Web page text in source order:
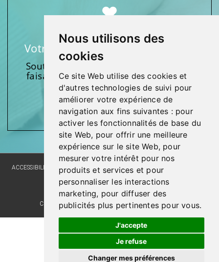
Nous utilisons des
cookies
Ce site Web utilise des cookies et
d'autres technologies de suivi pour
améliorer votre expérience de
navigation aux fins suivantes : pour
activer les fonctionnalités de base du
site Web, pour offrir une meilleure
expérience sur le site Web, pour
mesurer votre intérêt pour nos
produits et services et pour
personnaliser les interactions
marketing, pour diffuser des
publicités plus pertinentes pour vous.
J'accepte
Je refuse
Changer mes préférences
Votre soutien fait une différence
Soutenez l’une de nos fondations en
faisant un don et en participant aux
activités.
Donnez généreusement!
ACCESSIBILITY SITE MAP LANGUAGE POLICY PRIVACY POLICY
WEBSITE DEVELOPMENT
COMMENTS, SUGGESTIONS, ACKNOWLEDGMENTS
© Santé Québec Laval, 2026